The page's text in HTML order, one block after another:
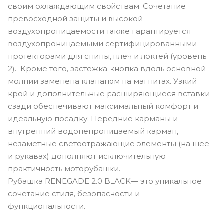
своим охлаждающим свойствам. Сочетание
превосходной защиты и высокой
воздухопроницаемости также гарантируется
воздухопроницаемыми сертифицированными
протекторами для спины, плеч и локтей (уровень
2). Кроме того, застежка-кнопка вдоль основной
молнии заменена клапаном на магнитах. Узкий
крой и дополнительные расширяющиеся вставки
сзади обеспечивают максимальный комфорт и
идеальную посадку. Передние карманы и
внутренний водонепроницаемый карман,
незаметные светоотражающие элементы (на шее
и рукавах) дополняют исключительную
практичность моторубашки.
Рубашка RENEGADE 2.0 BLACK— это уникальное
сочетание стиля, безопасности и
функциональности.